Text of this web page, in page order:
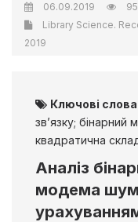
06.09.2019
Library Science.
2019
Ключові
зв’язку;
квадратична
Аналіз
модема